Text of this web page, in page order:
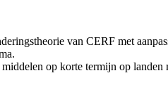
van CERF met
op korte termijn op landen